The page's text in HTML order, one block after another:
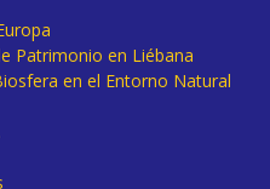
Patrimonio en Liébana
en el Entorno Natural